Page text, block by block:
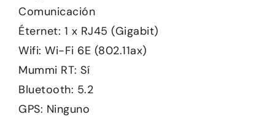
Comunicación
Éternet: 1 x RJ45 (Gigabit)
Wifi: Wi-Fi 6E (802.11ax)
Mummi RT: Sí
Bluetooth: 5.2
GPS: Ninguno